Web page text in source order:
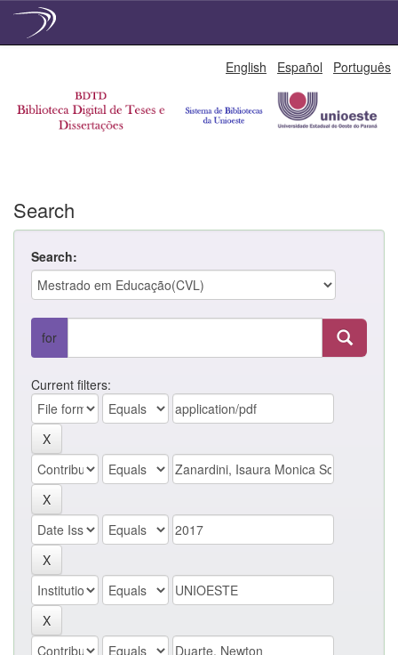
English Español Português
Search
Search:
for
Current filters: